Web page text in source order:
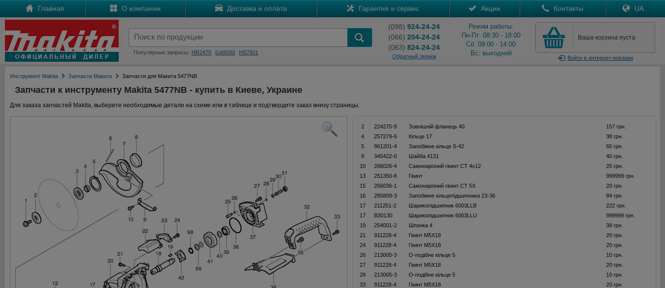
Главная О компании Доставка и оплата Гарантия и сервис Акции Контакты UA
Популярные запросы: HR2470 GA5030 HS7601
(098) 924-24-24
(066) 204-24-24
(063) 824-24-24
Обратный звонок
Режим работы:
Пн-Пт: 08:30 - 18:00
Сб: 09:00 - 14:00
Вс: выходной
Ваша корзина пуста
Войтив интернет-магазин
Инструмент Makita Запчасти Макита Запчасти для Макита 5477NB
Запчасти к инструменту Makita 5477NB - купить в Киеве, Украине
Для заказа запчастей Makita, выберите необходимые детали на схеме или в таблице и подтвердите заказ внизу страницы.
2 224275-9 Зовнішній фланець 40
157 грн.
4
257279-6 Кільце 17
38 грн.
5
961201-4 Запобіжне кільце S-42
65 грн.
8
345422-0 Шайба 4131
40 грн.
10
266026-4 Самонарізний гвинт CT 4x12
20 грн.
13
251350-8 Гвинт
999999 грн.
15
266036-1 Самонарізний гвинт CT 5X
20 грн.
16
285809-3 Запобіжне кільцепідшипника 23-36
84 грн.
17
211251-2 Шарикопідшипник 6003LLB
222 грн.
17
B30130 Шарикопідшипник 6003LLU
999999 грн.
19
254001-2 Шпонка 4
38 грн.
21
911228-4 Гвинт M5X18
20 грн.
24
911228-4 Гвинт M5X18
20 грн.
26
213005-3 О-подібне кільце 5
10 грн.
27
911228-4 Гвинт M5X18
20 грн.
28
213005-3 О-подібне кільце 5
10 грн.
33
911228-4 Гвинт M5X18
20 грн.